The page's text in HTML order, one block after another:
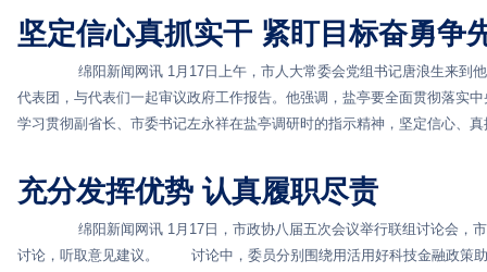
坚定信心真抓实干 紧盯目标奋勇争
绵阳新闻网讯 1月17日上午，市人大常委会党组书记唐浪生来到他
代表团，与代表们一起审议政府工作报告。他强调，盐亭要全面贯彻落实
学习贯彻副省长、市委书记左永祥在盐亭调研时的指示精神，坚定信心、
充分发挥优势 认真履职尽责
绵阳新闻网讯 1月17日，市政协八届五次会议举行联组讨论会，市
讨论，听取意见建议。 讨论中，委员分别围绕用活用好科技金融政策助